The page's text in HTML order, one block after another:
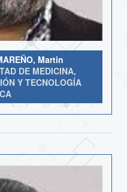
Martin
DE MEDICINA,
Y TECNOLOGÍA